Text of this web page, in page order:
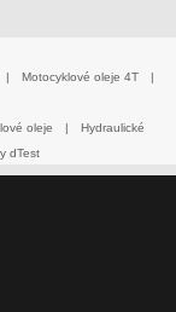
| Motocyklové oleje 4T
|
oleje |
Hydraulické
dTest